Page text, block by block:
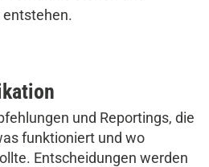
entstehen.
und Reportings, die
funktioniert und wo
Entscheidungen werden